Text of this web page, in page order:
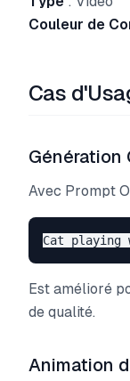
Couleur de
Cas
Génération
Avec Prompt
Est amélioré
de qualité.
Animation